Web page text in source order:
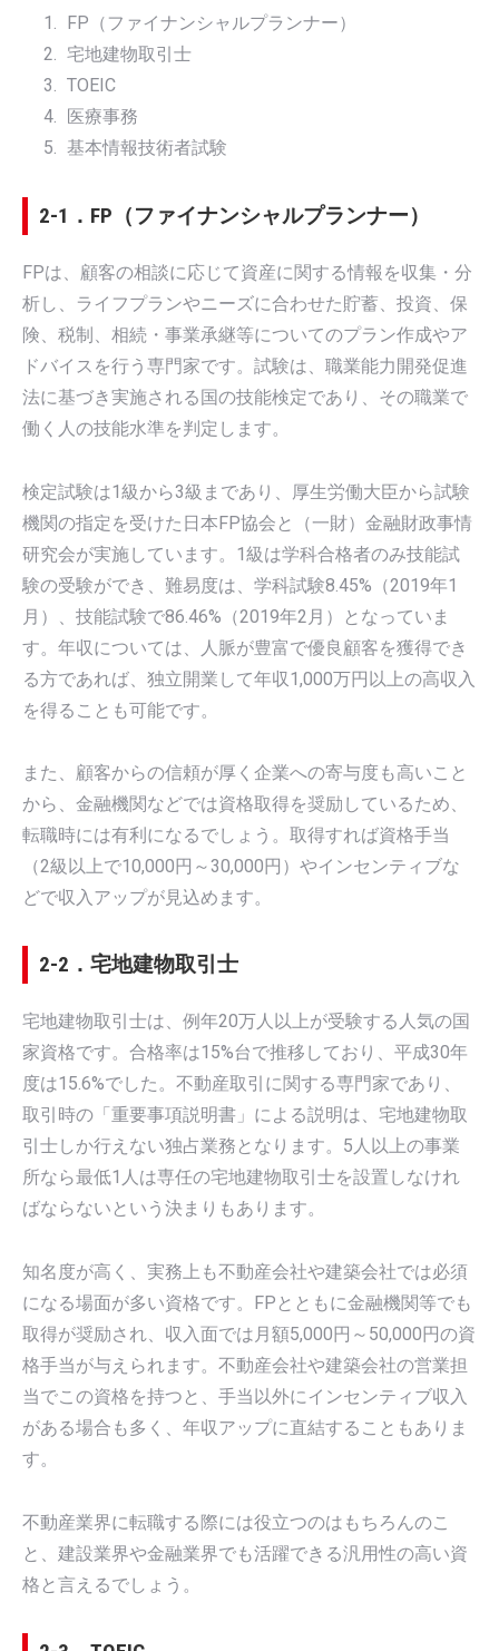
FP（ファイナンシャルプランナー）
宅地建物取引士
TOEIC
医療事務
基本情報技術者試験
2-1．FP（ファイナンシャルプランナー）
FPは、顧客の相談に応じて資産に関する情報を収集・分
析し、ライフプランやニーズに合わせた貯蓄、投資、保
険、税制、相続・事業承継等についてのプラン作成やア
ドバイスを行う専門家です。試験は、職業能力開発促進
法に基づき実施される国の技能検定であり、その職業で
働く人の技能水準を判定します。
検定試験は1級から3級まであり、厚生労働大臣から試験
機関の指定を受けた日本FP協会と（一財）金融財政事情
研究会が実施しています。1級は学科合格者のみ技能試
験の受験ができ、難易度は、学科試験8.45%（2019年1
月）、技能試験で86.46%（2019年2月）となっていま
す。年収については、人脈が豊富で優良顧客を獲得でき
る方であれば、独立開業して年収1,000万円以上の高収入
を得ることも可能です。
また、顧客からの信頼が厚く企業への寄与度も高いこと
から、金融機関などでは資格取得を奨励しているため、
転職時には有利になるでしょう。取得すれば資格手当
（2級以上で10,000円～30,000円）やインセンティブな
どで収入アップが見込めます。
2-2．宅地建物取引士
宅地建物取引士は、例年20万人以上が受験する人気の国
家資格です。合格率は15%台で推移しており、平成30年
度は15.6%でした。不動産取引に関する専門家であり、
取引時の「重要事項説明書」による説明は、宅地建物取
引士しか行えない独占業務となります。5人以上の事業
所なら最低1人は専任の宅地建物取引士を設置しなけれ
ばならないという決まりもあります。
知名度が高く、実務上も不動産会社や建築会社では必須
になる場面が多い資格です。FPとともに金融機関等でも
取得が奨励され、収入面では月額5,000円～50,000円の資
格手当が与えられます。不動産会社や建築会社の営業担
当でこの資格を持つと、手当以外にインセンティブ収入
がある場合も多く、年収アップに直結することもありま
す。
不動産業界に転職する際には役立つのはもちろんのこ
と、建設業界や金融業界でも活躍できる汎用性の高い資
格と言えるでしょう。